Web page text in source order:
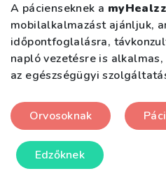
A pácienseknek a myHealzz
mobilalkalmazást ajánljuk,
időpontfoglalásra,
napló vezetésre is
az egészségügyi
Orvosoknak
Edzőknek